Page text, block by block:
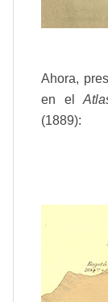
Ahora,
en el
(1889):